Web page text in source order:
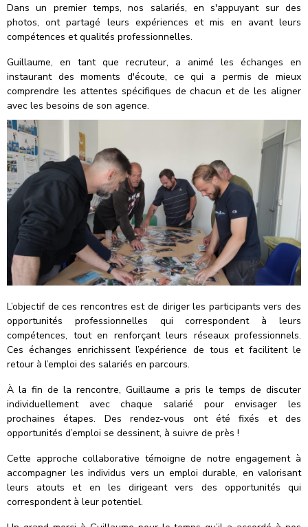
Dans un premier temps, nos salariés, en s'appuyant sur des
photos, ont partagé leurs expériences et mis en avant leurs
compétences et qualités professionnelles.
Guillaume, en tant que recruteur, a animé les échanges en
instaurant des moments d'écoute, ce qui a permis de mieux
comprendre les attentes spécifiques de chacun et de les aligner
avec les besoins de son agence.
L’objectif de ces rencontres est de diriger les participants vers des
opportunités professionnelles qui correspondent à leurs
compétences, tout en renforçant leurs réseaux professionnels.
Ces échanges enrichissent l’expérience de tous et facilitent le
retour à l’emploi des salariés en parcours.
À la fin de la rencontre, Guillaume a pris le temps de discuter
individuellement avec chaque salarié pour envisager les
prochaines étapes. Des rendez-vous ont été fixés et des
opportunités d’emploi se dessinent, à suivre de près !
Cette approche collaborative témoigne de notre engagement à
accompagner les individus vers un emploi durable, en valorisant
leurs atouts et en les dirigeant vers des opportunités qui
correspondent à leur potentiel.